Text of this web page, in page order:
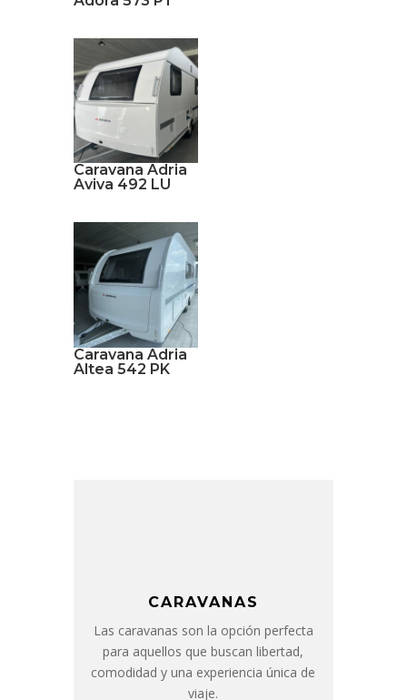
Caravana Adria
Aviva 492 LU
Caravana Adria
Altea 542 PK
CARAVANAS
Las caravanas son la opción perfecta
para aquellos que buscan libertad,
comodidad y una experiencia única de
viaje.